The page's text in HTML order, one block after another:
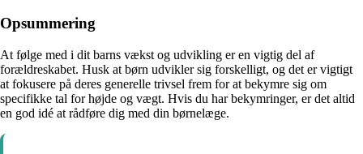
Opsummering
At følge med i dit barns vækst og udvikling er en vigtig del af
forældreskabet. Husk at børn udvikler sig forskelligt, og det er vigtigt
at fokusere på deres generelle trivsel frem for at bekymre sig om
specifikke tal for højde og vægt. Hvis du har bekymringer, er det altid
en god idé at rådføre dig med din børnelæge.